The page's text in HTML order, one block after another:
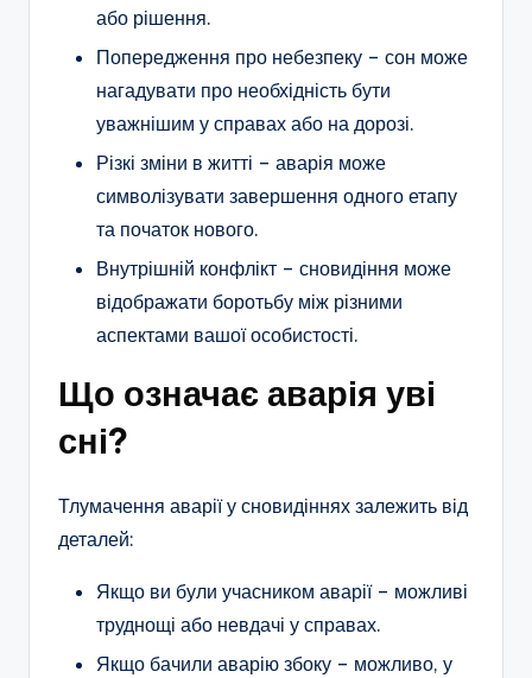
або рішення.
Попередження про небезпеку – сон може
нагадувати про необхідність бути
уважнішим у справах або на дорозі.
Різкі зміни в житті – аварія може
символізувати завершення одного етапу
та початок нового.
Внутрішній конфлікт – сновидіння може
відображати боротьбу між різними
аспектами вашої особистості.
Що означає аварія уві
сні?
Тлумачення аварії у сновидіннях залежить від
деталей:
Якщо ви були учасником аварії – можливі
труднощі або невдачі у справах.
Якщо бачили аварію збоку – можливо, у